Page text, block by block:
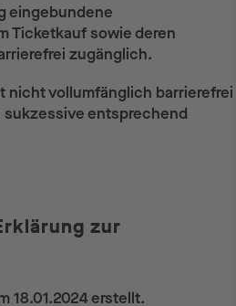
eingebundene
Ticketkauf sowie deren
zugänglich.
nicht vollumfänglich barrierefrei
entsprechend
zur
18.01.2024 erstellt.